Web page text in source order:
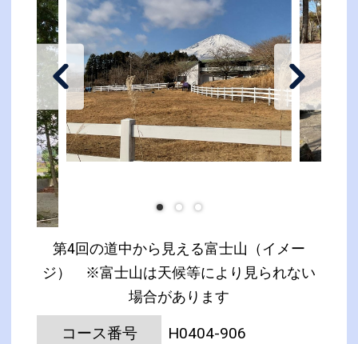
第4回の道中から見える富士山（イメー
ジ） ※富士山は天候等により見られない
場合があります
コース番号 H0404-906